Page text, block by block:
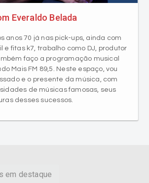
Everaldo Belada
anos 70 já nas pick-ups, ainda com
e fitas k7, trabalho como DJ, produtor
faço a programação musical
Mais FM 89,5. Neste espaço, vou
e o presente da música, com
de músicas famosas, seus
desses sucessos.
em destaque